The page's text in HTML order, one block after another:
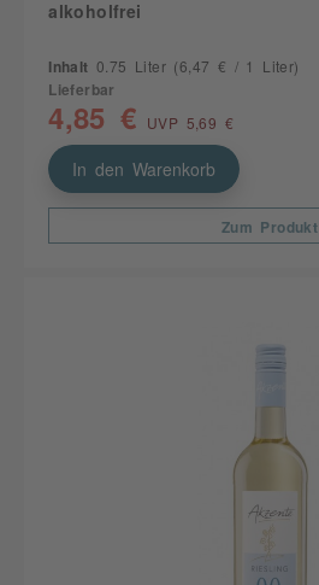
alkoholfrei
Inhalt 0.75 Liter (6,47 € / 1 Liter)
Lieferbar
4,85 € UVP 5,69 €
In den Warenkorb
Zum Produkt